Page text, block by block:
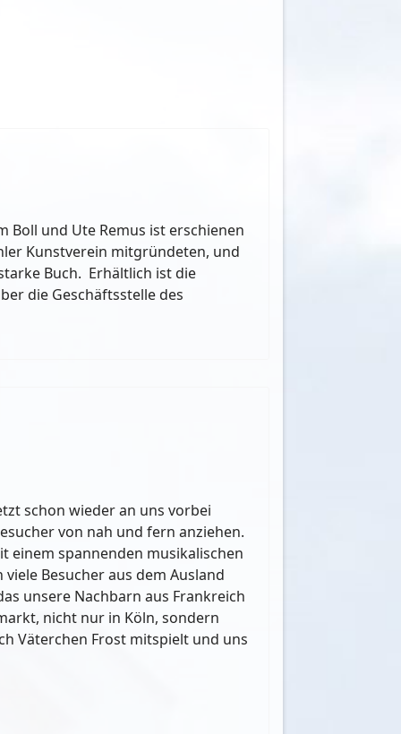
Boll und Ute Remus ist erschienen
Kunstverein mitgründeten, und
Buch. Erhältlich ist die
die Geschäftsstelle des
schon wieder an uns vorbei
von nah und fern anziehen.
einem spannenden musikalischen
Besucher aus dem Ausland
unsere Nachbarn aus Frankreich
nicht nur in Köln, sondern
Väterchen Frost mitspielt und uns